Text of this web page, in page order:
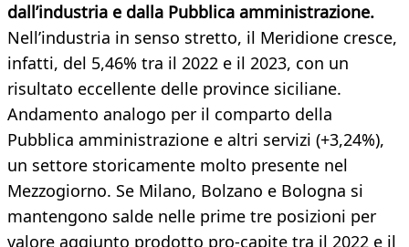
dall’industria e dalla Pubblica amministrazione.
Nell’industria in senso stretto, il Meridione cresce,
infatti, del 5,46% tra il 2022 e il 2023, con un
risultato eccellente delle province siciliane.
Andamento analogo per il comparto della
Pubblica amministrazione e altri servizi (+3,24%),
un settore storicamente molto presente nel
Mezzogiorno. Se Milano, Bolzano e Bologna si
mantengono salde nelle prime tre posizioni per
valore aggiunto prodotto pro-capite tra il 2022 e il